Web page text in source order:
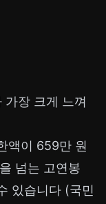
장 크게 느껴
액이 659만 원
넘는 고연봉
있습니다 (국민